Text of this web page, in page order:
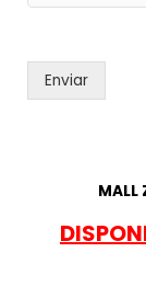
Enviar
MALL